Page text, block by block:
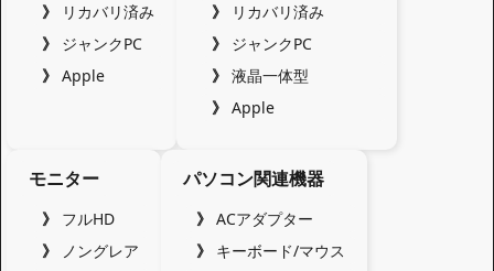
リカバリ済み
ジャンクPC
Apple
リカバリ済み
ジャンクPC
液晶一体型
Apple
モニター
フルHD
ノングレア
パソコン関連機器
ACアダプター
キーボード/マウス